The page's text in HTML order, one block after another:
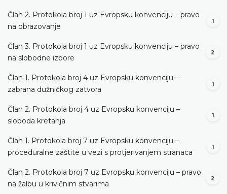
Član 2. Protokola broj 1 uz Evropsku konvenciju – pravo
na obrazovanje
1
Član 3. Protokola broj 1 uz Evropsku konvenciju – pravo
na slobodne izbore
2
Član 1. Protokola broj 4 uz Evropsku konvenciju –
zabrana dužničkog zatvora
1
Član 2. Protokola broj 4 uz Evropsku konvenciju –
sloboda kretanja
1
Član 1. Protokola broj 7 uz Evropsku konvenciju –
proceduralne zaštite u vezi s protjerivanjem stranaca
1
Član 2. Protokola broj 7 uz Evropsku konvenciju – pravo
na žalbu u krivičnim stvarima
2